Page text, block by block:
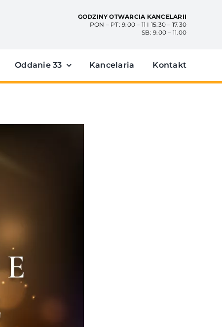
GODZINY OTWARCIA KANCELARII
PON – PT: 9.00 – 11 I 15:30 – 17.30
SB: 9.00 – 11.00
Oddanie 33 Kancelaria Kontakt